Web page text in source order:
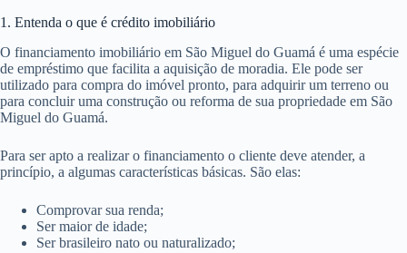
Passo a passo de como conseguir crédito imobiliário em São Miguel do
Existem basicamente três formas de comprar um imóvel em São
Miguel do Guamá atualmente: à vista, por meio de consórcio ou com
financiamentos. E está cada vez mais comum que as pessoas recorram
a última opção para realizar esse sonho do imóvel próprio em São
Se esse é o seu caso, mas você não sabe como conseguir crédito
te ajudar. Vamos lá!
1. Entenda o que é crédito imobiliário